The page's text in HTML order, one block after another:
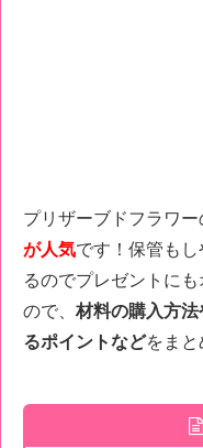
プリザーブドフラワ
が人気です！保管も
るのでプレゼントに
ので、 材料の購入方
るポイントなどをまと